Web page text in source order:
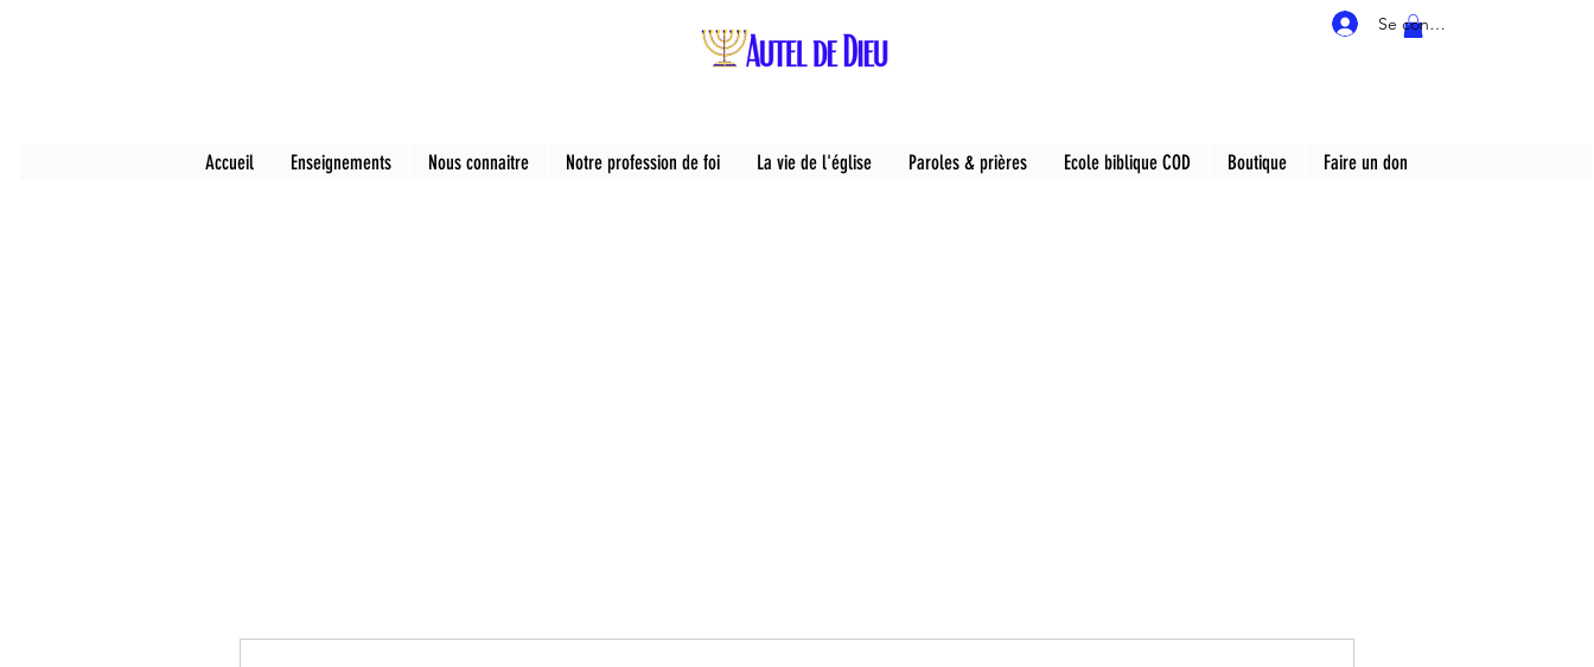
Se connecter
Accueil Enseignements Nous connaitre Notre profession de foi La vie de l'église Paroles & prières Ecole biblique COD Boutique Faire un don